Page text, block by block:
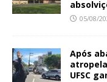
05/08/
Após
UFSC